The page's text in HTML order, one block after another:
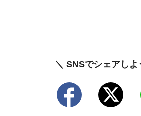
＼ SNSでシェアしよ